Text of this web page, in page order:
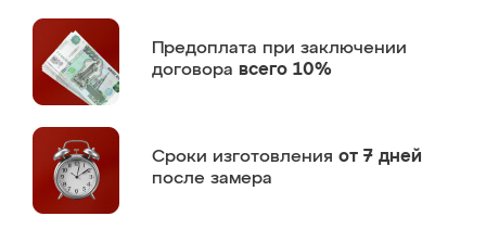
Предоплата при заключении
договора всего 10%
Сроки изготовления от 7 дней
после замера